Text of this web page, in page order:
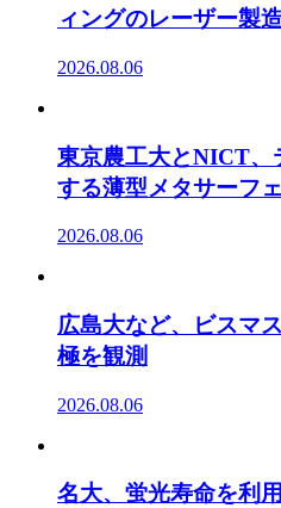
ィングのレーザー製
2026.08.06
東京農工大とNICT、
する薄型メタサーフ
2026.08.06
広島大など、ビスマ
極を観測
2026.08.06
名大、蛍光寿命を利